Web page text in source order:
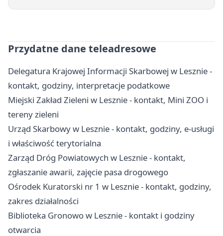
Przydatne dane teleadresowe
Delegatura Krajowej Informacji Skarbowej w Lesznie -
kontakt, godziny, interpretacje podatkowe
Miejski Zakład Zieleni w Lesznie - kontakt, Mini ZOO i
tereny zieleni
Urząd Skarbowy w Lesznie - kontakt, godziny, e-usługi
i właściwość terytorialna
Zarząd Dróg Powiatowych w Lesznie - kontakt,
zgłaszanie awarii, zajęcie pasa drogowego
Ośrodek Kuratorski nr 1 w Lesznie - kontakt, godziny,
zakres działalności
Biblioteka Gronowo w Lesznie - kontakt i godziny
otwarcia